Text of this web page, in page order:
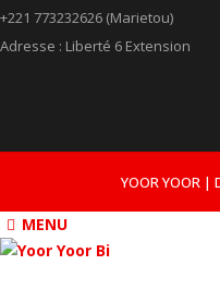
+221 773232626 (Marietou)
Adresse : Liberté 6 Extension
YOOR YOOR
MENU